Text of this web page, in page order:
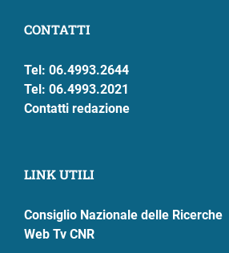
CONTATTI
Tel: 06.4993.2644
Tel: 06.4993.2021
Contatti redazione
LINK UTILI
Consiglio Nazionale delle Ricerche
Web Tv CNR